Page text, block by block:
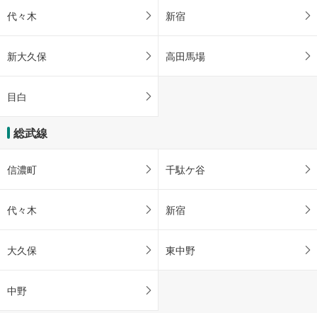
代々木 新宿
新大久保 高田馬場
目白
総武線
信濃町 千駄ケ谷
代々木 新宿
大久保 東中野
中野